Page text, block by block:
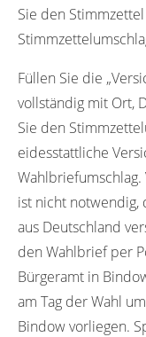
Sie den
Füllen Sie die
vollständig mit Ort,
Sie den
eidesstattliche
Wahlbriefumschlag.
ist nicht notwendig,
aus Deutschland
den Wahlbrief per
Bürgeramt in
am Tag der Wahl
Bindow vorliegen.